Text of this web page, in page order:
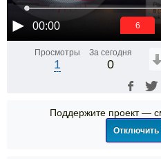
00:00 6
Просмотры
1
За сегодня
0
Поддержите проект —